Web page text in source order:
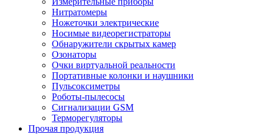
Нитратомеры
Ножеточки электрические
Носимые видеорегистраторы
Обнаружители скрытых камер
Озонаторы
Очки виртуальной реальности
Портативные колонки и наушники
Пульсоксиметры
Роботы-пылесосы
Сигнализации GSM
Терморегуляторы
Прочая продукция